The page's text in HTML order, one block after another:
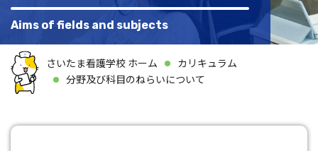
Aims of fields and subjects
さいたま看護学校 ホーム
カリキュラム
分野及び科目のねらいについて